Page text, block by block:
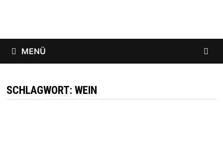
MENÜ
SCHLAGWORT: WEIN